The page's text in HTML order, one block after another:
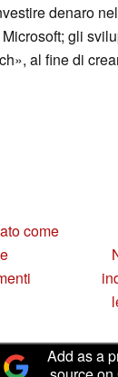
denaro
gli
al fine di
come
Add as a